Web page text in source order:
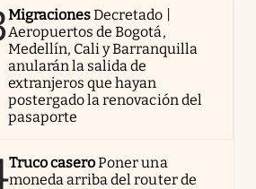
MigracionesDecretado |
Aeropuertos de Bogotá,
Medellín, Cali y Barranquilla
anularán la salida de
extranjeros que hayan
postergado la renovación del
pasaporte
Truco caseroPoner una
moneda arriba del router de